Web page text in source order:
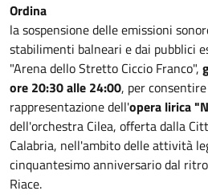
Ordina
la sospensione delle emissioni
stabilimenti balneari e dai pubblici
"Arena dello Stretto Ciccio Franco",
ore 20:30 alle 24:00, per
rappresentazione dell'opera lirica
dell'orchestra Cilea, offerta dalla
Calabria, nell'ambito delle attività
cinquantesimo anniversario dal
Riace.